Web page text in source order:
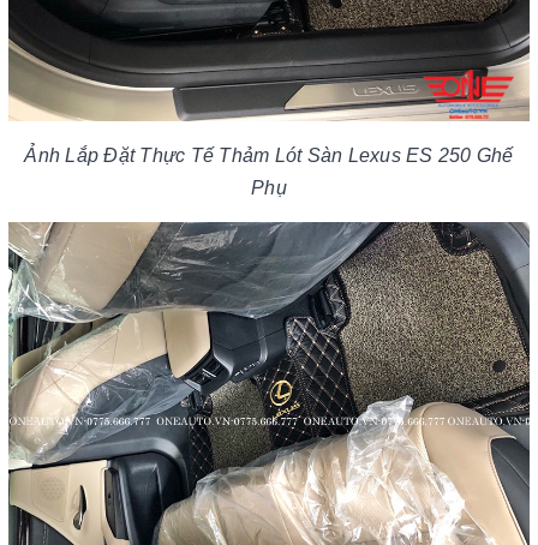
Ảnh Lắp Đặt Thực Tế Thảm Lót Sàn Lexus ES 250 Ghế
Phụ